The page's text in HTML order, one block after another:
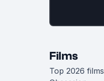
Films
Top 2026 films